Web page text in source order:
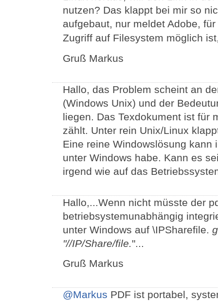
nutzen? Das klappt bei mir so
aufgebaut, nur meldet Adobe,
Zugriff auf Filesystem möglich
Gruß Markus
Hallo, das Problem scheint an
(Windows Unix) und der
liegen. Das Texdokument ist für
zählt. Unter rein Unix/Linux
Eine reine Windowslösung
unter Windows habe. Kann es
irgend wie auf das
Hallo,...Wenn nicht müsste der
betriebsystemunabhängig
unter Windows auf \IPSharefile.
"//IP/Share/file."...
Gruß Markus
@Markus PDF ist portabel,